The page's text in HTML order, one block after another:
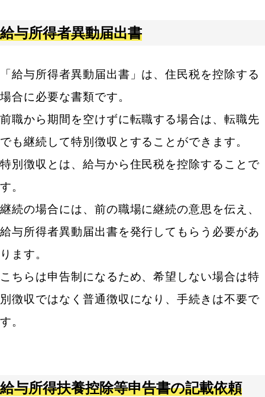
給与所得者異動届出書
「給与所得者異動届出書」は、住民税を控除する
場合に必要な書類です。
前職から期間を空けずに転職する場合は、転職先
でも継続して特別徴収とすることができます。
特別徴収とは、給与から住民税を控除することで
す。
継続の場合には、前の職場に継続の意思を伝え、
給与所得者異動届出書を発行してもらう必要があ
ります。
こちらは申告制になるため、希望しない場合は特
別徴収ではなく普通徴収になり、手続きは不要で
す。
給与所得扶養控除等申告書の記載依頼